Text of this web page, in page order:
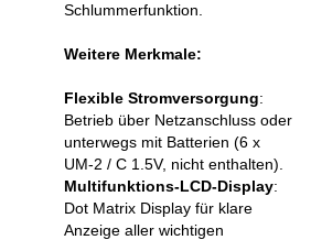
Schlummerfunktion.
Weitere Merkmale:
Flexible Stromversorgung:
Betrieb über Netzanschluss oder
unterwegs mit Batterien (6 x
UM-2 / C 1.5V, nicht enthalten).
Multifunktions-LCD-Display:
Dot Matrix Display für klare
Anzeige aller wichtigen